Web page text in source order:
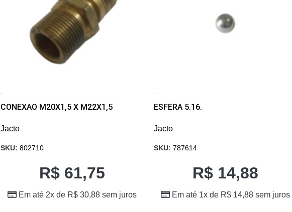
CONEXAO M20X1,5 X M22X1,5
Jacto
SKU: 802710
R$61,75
Em até 2x de R$30,88sem juros
ESFERA 5.16.
Jacto
SKU: 787614
R$ 14,88
Em até 1x de R$ 14,88 sem juros